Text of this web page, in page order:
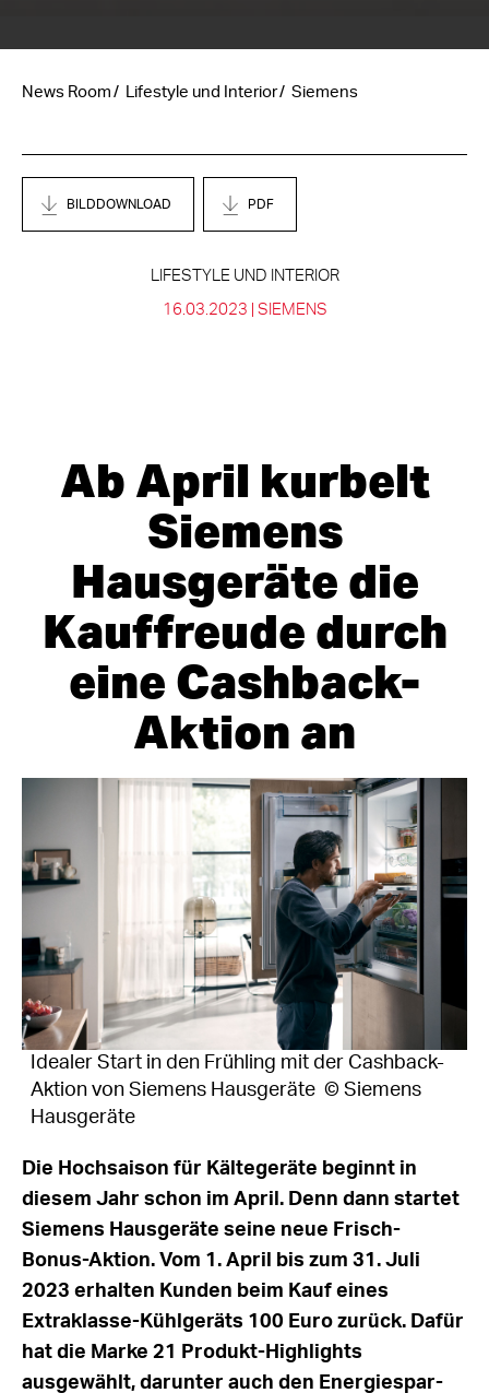
News Room Lifestyle und Interior Siemens
BILDDOWNLOAD PDF
LIFESTYLE UND INTERIOR
16.03.2023 | SIEMENS
Ab April kurbelt
Siemens
Hausgeräte die
Kauffreude durch
eine Cashback-
Aktion an
Idealer Start in den Frühling mit der Cashback-
Aktion von Siemens Hausgeräte © Siemens
Hausgeräte
Die Hochsaison für Kältegeräte beginnt in
diesem Jahr schon im April. Denn dann startet
Siemens Hausgeräte seine neue Frisch-
Bonus-Aktion. Vom 1. April bis zum 31. Juli
2023 erhalten Kunden beim Kauf eines
Extraklasse-Kühlgeräts 100 Euro zurück. Dafür
hat die Marke 21 Produkt-Highlights
ausgewählt, darunter auch den Energiespar-